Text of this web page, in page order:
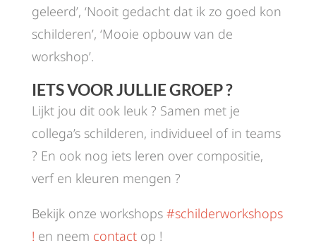
geleerd’, ‘Nooit gedacht dat ik zo goed kon
schilderen’, ‘Mooie opbouw van de
workshop’.
IETS VOOR JULLIE GROEP ?
Lijkt jou dit ook leuk ? Samen met je
collega’s schilderen, individueel of in teams
? En ook nog iets leren over compositie,
verf en kleuren mengen ?
Bekijk onze workshops #schilderworkshops
! en neem contactop !